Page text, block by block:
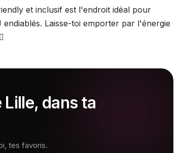
et inclusif est l'endroit idéal pour
Laisse-toi emporter par l'énergie
dans ta
tes favoris.